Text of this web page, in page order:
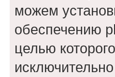
можем
обеспечению
целью